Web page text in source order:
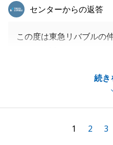
続き
東急リバブル
センターからの返答
この度は東急リバブルの
この度の売却活動が円滑
当社からのご提案事項に
また、不動産に関してお
1 2 3